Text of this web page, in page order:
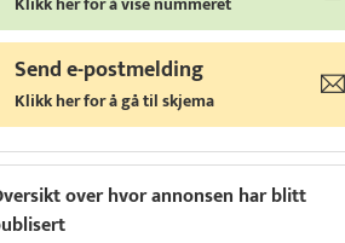
Send e-postmelding
Klikk her for å gå til skjema
over hvor annonsen har blitt